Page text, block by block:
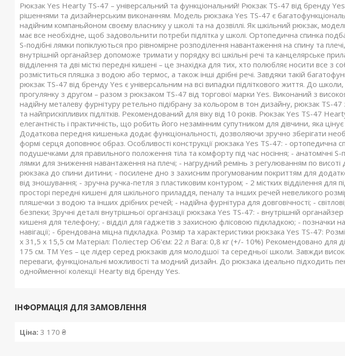
Рюкзак Yes Hearty TS-47 – універсальний та функціональний! Рюкзак TS-47 від бренду
рішеннями та дизайнерським виконанням. Модель рюкзака Yes TS-47 є
надійним компаньйоном своєму власнику у школі та на дозвіллі. Як шкільний рюкзак,
має все необхідне, щоб задовольнити потреби підлітка у школі. Ортопедична спинка
S-подібні лямки попіклуються про рівномірне розподілення навантаження на спину та
внутрішній органайзер допоможе тримати у порядку всі шкільні речі та канцелярське
відділення та дві місткі передні кишені – це знахідка для тих, хто полюбляє носити все з
розміститься пляшка з водою або термос, а також інші дрібні речі. Завдяки такій
рюкзак TS-47 від бренду Yes є універсальним на всі випадки підліткового життя. До
прогулянку з другом – разом з рюкзаком TS-47 від торгової марки Yes. Виконаний з
надійну металеву фурнітуру ретельно підібрану за кольором в тон дизайну, рюкзак TS-
та найприскіпливих підлітків. Рекомендований для віку від 10 років. Рюкзак Yes TS-47
елегантність і практичність, що робить його незамінним супутником для дівчини, яка
Додаткова передня кишенька додає функціональності, дозволяючи зручно зберігати
формі серця доповнює образ. Особливості конструкції рюкзака Yes TS-47: - ортопедична
подушечками для правильного положення тіла та комфорту під час носіння; - анатомічні
лямки для зниження навантаження на плечі; - нагрудний ремінь з регулюванням по висоті
рюкзака до спини дитини; - посилене дно з захисним прогумованим покриттям для
від зношування; - зручна ручка-петля з пластиковим контуром; - 2 містких відділення для
просторі передні кишені для шкільного приладдя, пеналу та інших речей невеликого
пляшечки з водою та інших дрібних речей; - надійна фурнітура для довговічності; -
безпеки; Зручні деталі внутрішньої організації рюкзака Yes TS-47: - внутрішній
кишеня для телефону; - відділ для гаджетів з захисною флісовою підкладкою; - позначки
навігації; - брендована міцна підкладка. Розмір та характеристики рюкзака Yes TS-47:
х 31,5 х 15,5 см Матеріал: Поліестер Об'єм: 22 л Вага: 0,8 кг (+/- 10%) Рекомендовано для
175 см. ТМ Yes – це лідер серед рюкзаків для молодшої та середньої школи. Завжди висока
переваги, функціональні можливості та модний дизайн. До рюкзака ідеально підходить
однойменної колекції Hearty від бренду Yes.
ІНФОРМАЦІЯ ДЛЯ ЗАМОВЛЕННЯ
Ціна: 3 170 ₴